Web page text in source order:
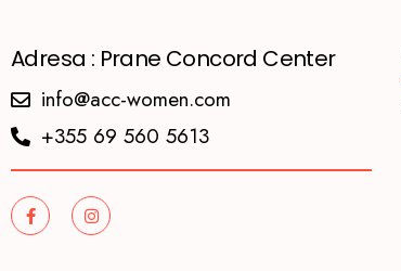
Adresa : Prane Concord Center
info@acc-women.com
+355 69 560 5613